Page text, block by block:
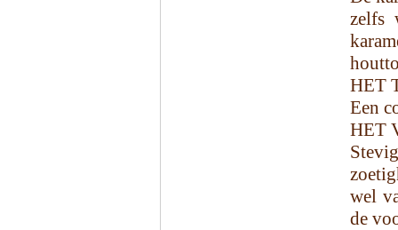
zelfs
HET
Een
HET
wel
de